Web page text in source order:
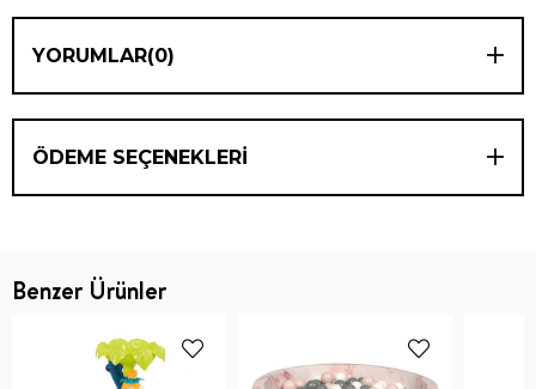
YORUMLAR(0)
ÖDEME SEÇENEKLERI
Benzer Ürünler